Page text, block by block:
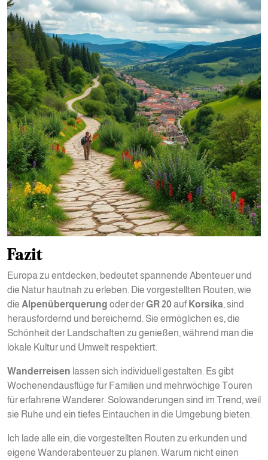
Fazit
Europa zu entdecken, bedeutet spannende Abenteuer und
die Natur hautnah zu erleben. Die vorgestellten Routen, wie
die Alpenüberquerung oder derGR 20auf Korsika, sind
herausfordernd und bereichernd. Sie ermöglichen es, die
Schönheit der Landschaften zu genießen, während man die
lokale Kultur und Umwelt respektiert.
Wanderreisen lassen sich individuell gestalten. Es gibt
Wochenendausflüge für Familien und mehrwöchige Touren
für erfahrene Wanderer. Solowanderungen sind im Trend, weil
sie Ruhe und ein tiefes Eintauchen in die Umgebung bieten.
Ich lade alle ein, die vorgestellten Routen zu erkunden und
eigene Wanderabenteuer zu planen. Warum nicht einen